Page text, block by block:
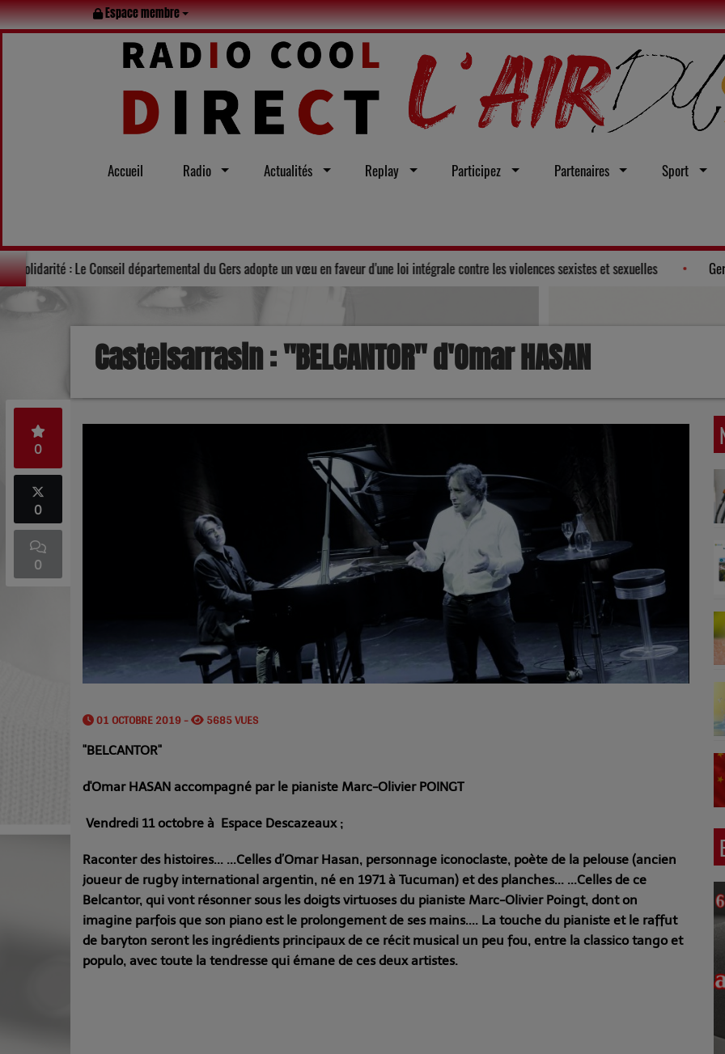
Espace membre
Accueil Radio Actualités Replay Participez Partenaires Sport
en famille tout l’été Solidarité : Le Conseil départemental du Gers adopte un vœu en faveur d'une loi intégrale contre les violences
Castelsarrasin : "BELCANTOR" d'Omar HASAN
0
0
0
01 OCTOBRE 2019 - 5685 VUES
"BELCANTOR"
d'Omar HASAN accompagné par le pianiste Marc-Olivier POINGT
Vendredi 11 octobre à Espace Descazeaux ;
Raconter des histoires... ...Celles d’Omar Hasan, personnage iconoclaste, poète de la pelouse (ancien
joueur de rugby international argentin, né en 1971 à Tucuman) et des planches... ...Celles de ce
Belcantor, qui vont résonner sous les doigts virtuoses du pianiste Marc-Olivier Poingt, dont on
imagine parfois que son piano est le prolongement de ses mains.... La touche du pianiste et le raffut
de baryton seront les ingrédients principaux de ce récit musical un peu fou, entre la classico tango et
populo, avec toute la tendresse qui émane de ces deux artistes.